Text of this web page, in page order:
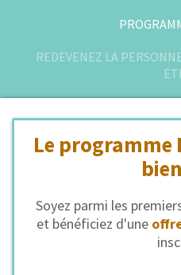
REDEVENEZ LA
Le programme
Soyez parmi les
et bénéficiez d'une